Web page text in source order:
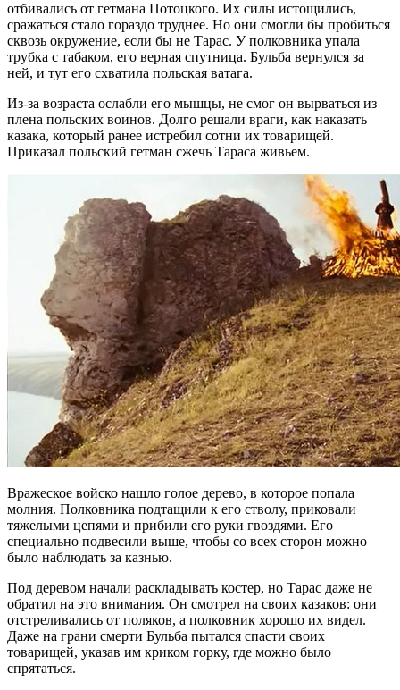
отбивались от гетмана Потоцкого. Их силы истощились,
сражаться стало гораздо труднее. Но они смогли бы пробиться
сквозь окружение, если бы не Тарас. У полковника упала
трубка с табаком, его верная спутница. Бульба вернулся за
ней, и тут его схватила польская ватага.
Из-за возраста ослабли его мышцы, не смог он вырваться из
плена польских воинов. Долго решали враги, как наказать
казака, который ранее истребил сотни их товарищей.
Приказал польский гетман сжечь Тараса живьем.
Вражеское войско нашло голое дерево, в которое попала
молния. Полковника подтащили к его стволу, приковали
тяжелыми цепями и прибили его руки гвоздями. Его
специально подвесили выше, чтобы со всех сторон можно
было наблюдать за казнью.
Под деревом начали раскладывать костер, но Тарас даже не
обратил на это внимания. Он смотрел на своих казаков: они
отстреливались от поляков, а полковник хорошо их видел.
Даже на грани смерти Бульба пытался спасти своих
товарищей, указав им криком горку, где можно было
спрятаться.